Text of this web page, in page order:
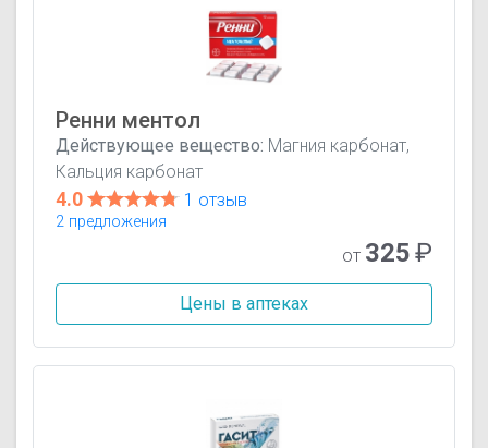
Ренни ментол
Действующее вещество: Магния карбонат,
Кальция карбонат
4.0 1 отзыв
2 предложения
от 325₽
Цены в аптеках